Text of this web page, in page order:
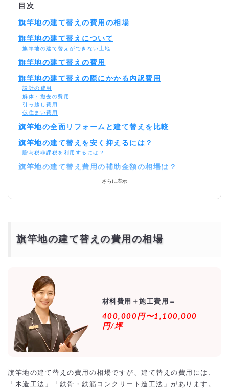
目次
旗竿地の建て替えの費用の相場
旗竿地の建て替えについて
旗竿地の建て替えができない土地
旗竿地の建て替えの費用
旗竿地の建て替えの際にかかる内訳費用
設計の費用
解体・撤去の費用
引っ越し費用
仮住まい費用
旗竿地の全面リフォームと建て替えを比較
旗竿地の建て替えを安く抑えるには？
贈与税非課税を利用するには？
旗竿地の建て替え費用の補助金額の相場は？
（都道府県別）
より安価で依頼するには？
さらに表示
旗竿地の建て替えの費用の相場
材料費用＋施工費用＝
400,000円〜1,100,000
円/坪
旗竿地の建て替えの費用の相場ですが、建て替えの費用には、
「木造工法」「鉄骨・鉄筋コンクリート造工法」があります。